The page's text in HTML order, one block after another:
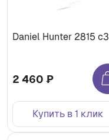
Daniel Hunter 2815 с3
2 460 ₽
Купить в 1 клик